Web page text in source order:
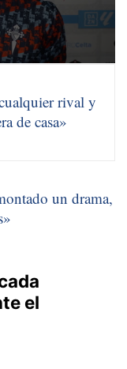
rival y
de casa»
un drama,